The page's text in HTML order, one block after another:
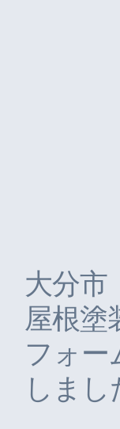
大分
屋根塗
フォー
しまし